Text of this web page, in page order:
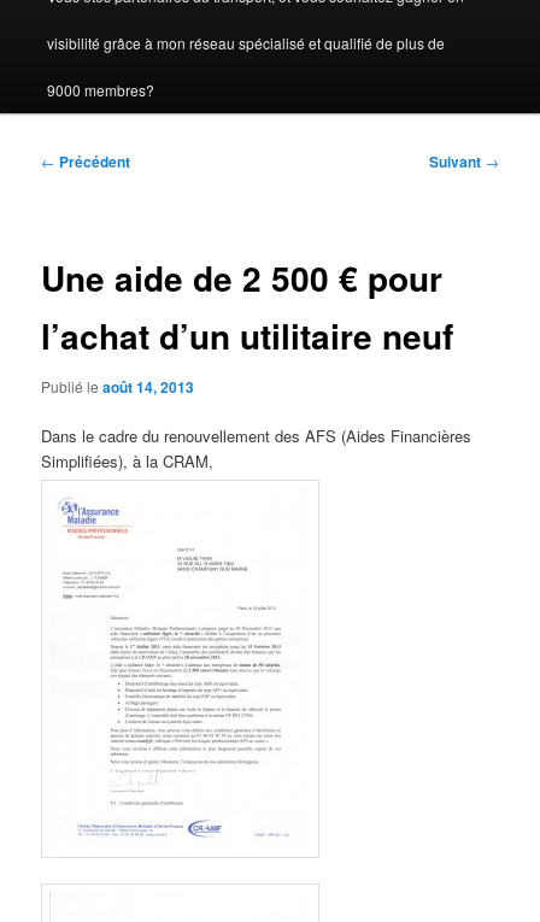
visibilité grâce à mon réseau spécialisé et qualifié de plus de
9000 membres?
Navigation
← Précédent Suivant →
Une aide de 2 500 € pour
l’achat d’un utilitaire neuf
Publié leaoût 14, 2013
Dans le cadre du renouvellement des AFS (Aides Financières
Simplifiées), à la CRAM,